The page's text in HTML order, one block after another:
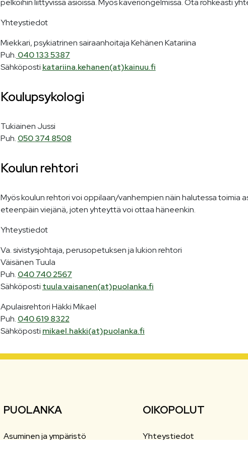
pelkoihin liittyvissä asioissa. Myös kaveriongelmissa. Ota rohkeasti
Yhteystiedot
Miekkari, psykiatrinen sairaanhoitaja Kehänen Katariina
Puh. 040 133 5387
Sähköposti katariina.kehanen(at)kainuu.fi
Koulupsykologi
Tukiainen Jussi
Puh. 050 374 8508
Koulun rehtori
Myös koulun rehtori voi oppilaan/vanhempien näin halutessa toimia
eteenpäin viejänä, joten yhteyttä voi ottaa häneenkin.
Yhteystiedot
Va. sivistysjohtaja, perusopetuksen ja lukion rehtori
Väisänen Tuula
Puh. 040 740 2567
Sähköposti tuula.vaisanen(at)puolanka.fi
Apulaisrehtori Häkki Mikael
Puh. 040 619 8322
Sähköposti mikael.hakki(at)puolanka.fi
PUOLANKA
Asuminen ja ympäristö
OIKOPOLUT
Yhteystiedot